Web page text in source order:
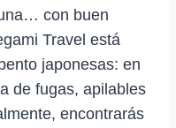
con buen
Travel está
japonesas: en
de fugas, apilables
encontrarás